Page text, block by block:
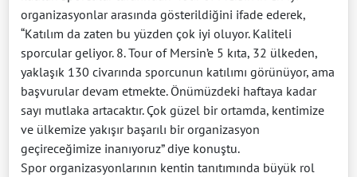
organizasyonlar arasında gösterildiğini ifade ederek,
“Katılım da zaten bu yüzden çok iyi oluyor. Kaliteli
sporcular geliyor. 8. Tour of Mersin’e 5 kıta, 32 ülkeden,
yaklaşık 130 civarında sporcunun katılımı görünüyor, ama
başvurular devam etmekte. Önümüzdeki haftaya kadar
sayı mutlaka artacaktır. Çok güzel bir ortamda, kentimize
ve ülkemize yakışır başarılı bir organizasyon
geçireceğimize inanıyoruz” diye konuştu.
Spor organizasyonlarının kentin tanıtımında büyük rol